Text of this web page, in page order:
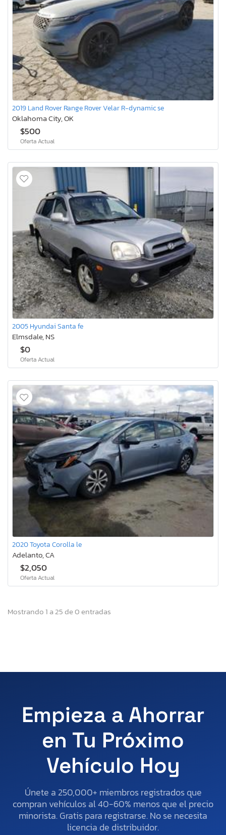
2019 Land Rover Range Rover Velar R-dynamic se
Oklahoma City, OK
$500
Oferta Actual
2005 Hyundai Santa fe
Elmsdale, NS
$0
Oferta Actual
2020 Toyota Corolla le
Adelanto, CA
$2,050
Oferta Actual
Mostrando 1 a 25 de 0 entradas
Empieza a Ahorrar
en Tu Próximo
Vehículo Hoy
Únete a 250,000+ miembros registrados que
compran vehículos al 40-60% menos que el precio
minorista. Gratis para registrarse. No se necesita
licencia de distribuidor.